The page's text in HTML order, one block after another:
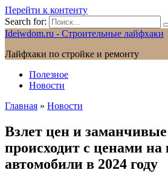
Перейти к контенту
Search for:
Ideiwdom.ru - Строительные лайфхаки
Лайфхаки по стройке и ремонту
Полезное
Новости
Главная » Новости
Взлет цен и
происходит с ценами на
автомобили в 2024 году